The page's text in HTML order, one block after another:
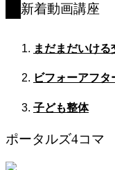
新着動画講座
まだまだいけ
ビフォーアフ
子ども整体
ポータルズ4コマ